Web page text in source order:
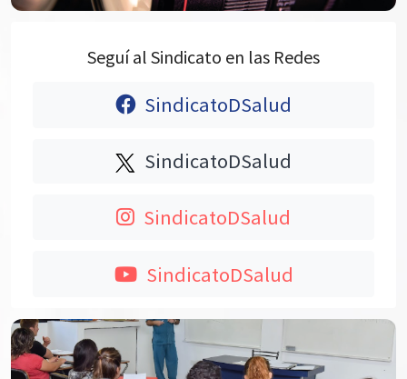
Seguí al Sindicato en las Redes
SindicatoDSalud
SindicatoDSalud
SindicatoDSalud
SindicatoDSalud